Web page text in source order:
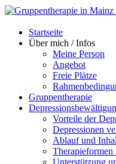
Startseite
Über mich / Infos
Meine Person
Angebot
Freie Plätze
Gruppentherapie
Vorteile der
Depressionen
​​​​​​​Ablauf und
Therapieformen
Unterstützung